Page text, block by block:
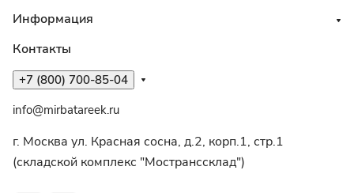
Информация
Контакты
+7 (800) 700-85-04
info@mirbatareek.ru
г. Москва ул. Красная сосна, д.2, корп.1, стр.1
(складской комплекс "Мостранссклад")